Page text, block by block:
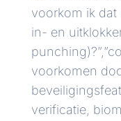
voorkom ik dat
in- en
voorkomen
verificatie,